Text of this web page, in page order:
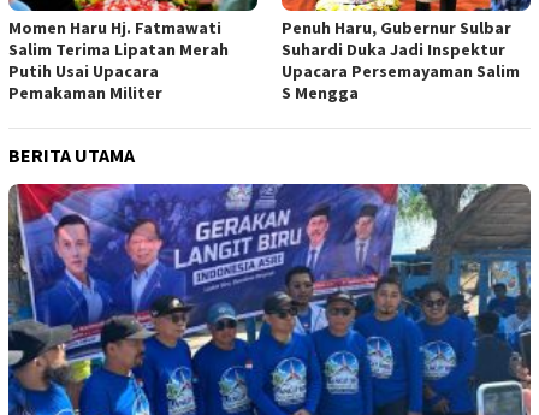
Momen Haru Hj. Fatmawati
Salim Terima Lipatan Merah
Putih Usai Upacara
Pemakaman Militer
Penuh Haru, Gubernur Sulbar
Suhardi Duka Jadi Inspektur
Upacara Persemayaman Salim
S Mengga
BERITA UTAMA